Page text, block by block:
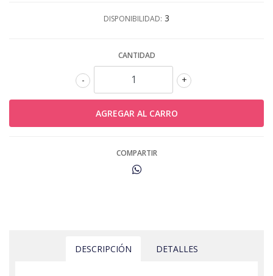
DISPONIBILIDAD: 3
CANTIDAD
+
-
COMPARTIR
DESCRIPCIÓN DETALLES